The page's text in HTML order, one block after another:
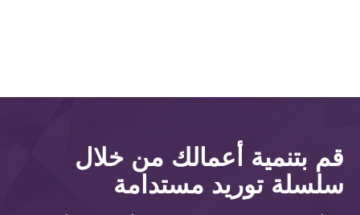
قم بتنمية أعمالك من خلال
سلسلة توريد مستدامة